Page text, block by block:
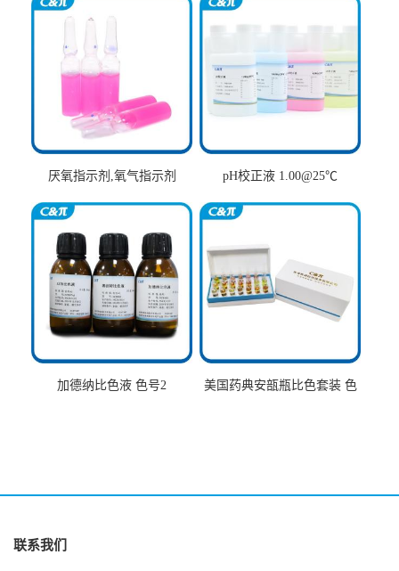
厌氧指示剂,氧气指示剂 pH校正液 1.00@25℃
加德纳比色液 色号2
美国药典安瓿瓶比色套装 色
联系我们